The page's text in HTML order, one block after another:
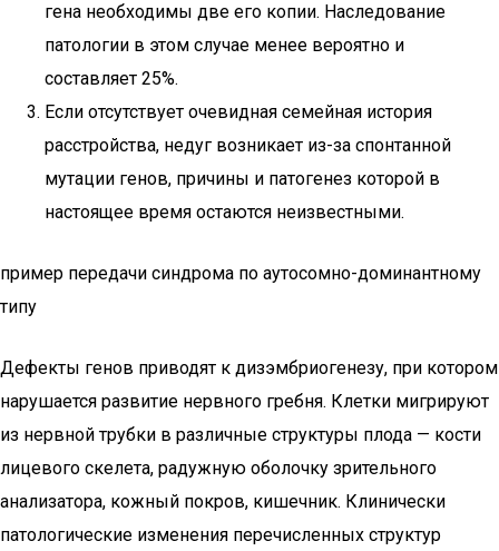
гена необходимы две его копии. Наследование
патологии в этом случае менее вероятно и
составляет 25%.
Если отсутствует очевидная семейная история
расстройства, недуг возникает из-за спонтанной
мутации генов, причины и патогенез которой в
настоящее время остаются неизвестными.
пример передачи синдрома по аутосомно-доминантному
типу
Дефекты генов приводят к дизэмбриогенезу, при котором
нарушается развитие нервного гребня. Клетки мигрируют
из нервной трубки в различные структуры плода — кости
лицевого скелета, радужную оболочку зрительного
анализатора, кожный покров, кишечник. Клинически
патологические изменения перечисленных структур